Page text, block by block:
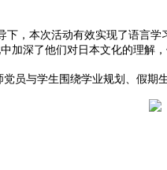
下，本次活动有效实现了语言
加深了他们对日本文化的理解
员与学生围绕学业规划、假期